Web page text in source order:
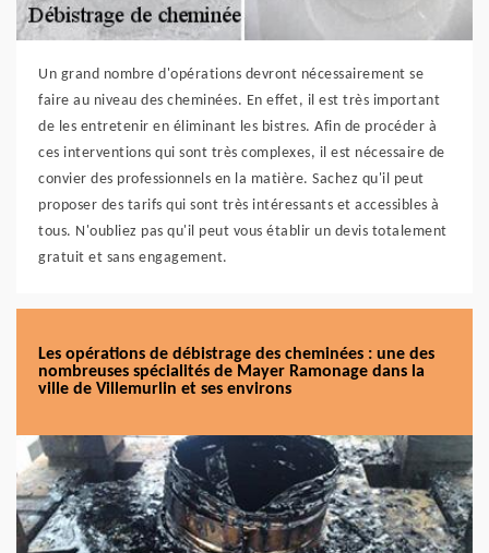
Un grand nombre d'opérations devront nécessairement se
faire au niveau des cheminées. En effet, il est très important
de les entretenir en éliminant les bistres. Afin de procéder à
ces interventions qui sont très complexes, il est nécessaire de
convier des professionnels en la matière. Sachez qu'il peut
proposer des tarifs qui sont très intéressants et accessibles à
tous. N'oubliez pas qu'il peut vous établir un devis totalement
gratuit et sans engagement.
Les opérations de débistrage des cheminées : une des
nombreuses spécialités de Mayer Ramonage dans la
ville de Villemurlin et ses environs